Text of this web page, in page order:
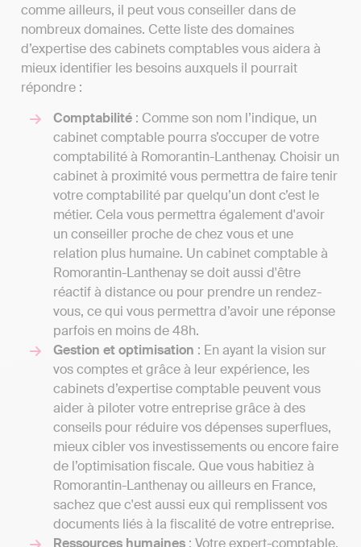
comme ailleurs, il peut vous conseiller dans de
nombreux domaines. Cette liste des domaines
d’expertise des cabinets comptables vous aidera à
mieux identifier les besoins auxquels il pourrait
répondre :
Comptabilité : Comme son nom l’indique, un
cabinet comptable pourra s’occuper de votre
comptabilité à Romorantin-Lanthenay. Choisir un
cabinet à proximité vous permettra de faire tenir
votre comptabilité par quelqu’un dont c’est le
métier. Cela vous permettra également d'avoir
un conseiller proche de chez vous et une
relation plus humaine. Un cabinet comptable à
Romorantin-Lanthenay se doit aussi d'être
réactif à distance ou pour prendre un rendez-
vous, ce qui vous permettra d’avoir une réponse
parfois en moins de 48h.
Gestion et optimisation : En ayant la vision sur
vos comptes et grâce à leur expérience, les
cabinets d’expertise comptable peuvent vous
aider à piloter votre entreprise grâce à des
conseils pour réduire vos dépenses superflues,
mieux cibler vos investissements ou encore faire
de l’optimisation fiscale. Que vous habitiez à
Romorantin-Lanthenay ou ailleurs en France,
sachez que c'est aussi eux qui remplissent vos
documents liés à la fiscalité de votre entreprise.
Ressources humaines : Votre expert-comptable,